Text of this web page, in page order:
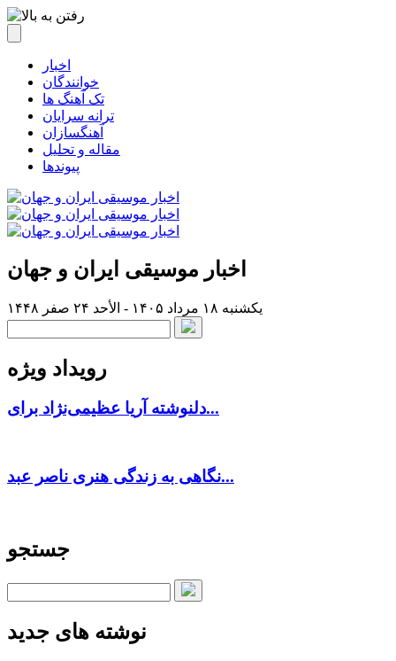
اخبار
خوانندگان
تک آهنگ ها
ترانه سرایان
آهنگسازان
مقاله و تحلیل
پیوندها
اخبار موسیقی ایران و جهان
یکشنبه ۱۸ مرداد ۱۴۰۵ - الأحد ۲۴ صفر ۱۴۴۸
رویداد ویژه
دلنوشته آریا عظیمی‌نژاد برای...
نگاهی به زندگی هنری ناصر عبد...
جستجو
نوشته های جدید